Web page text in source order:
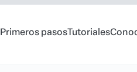
Primeros pasosTutoriales